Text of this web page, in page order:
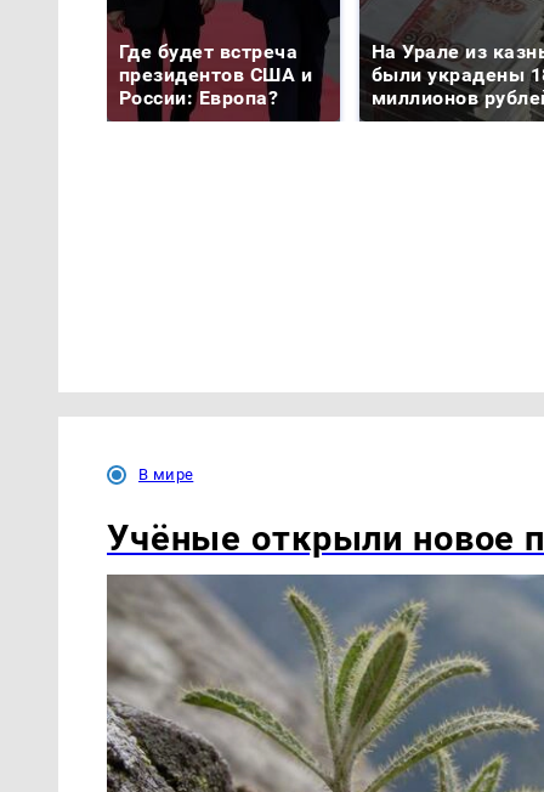
Где будет встреча
президентов США и
России: Европа?
На Урале из
были украдены
миллионов
В мире
Учёные открыли новое